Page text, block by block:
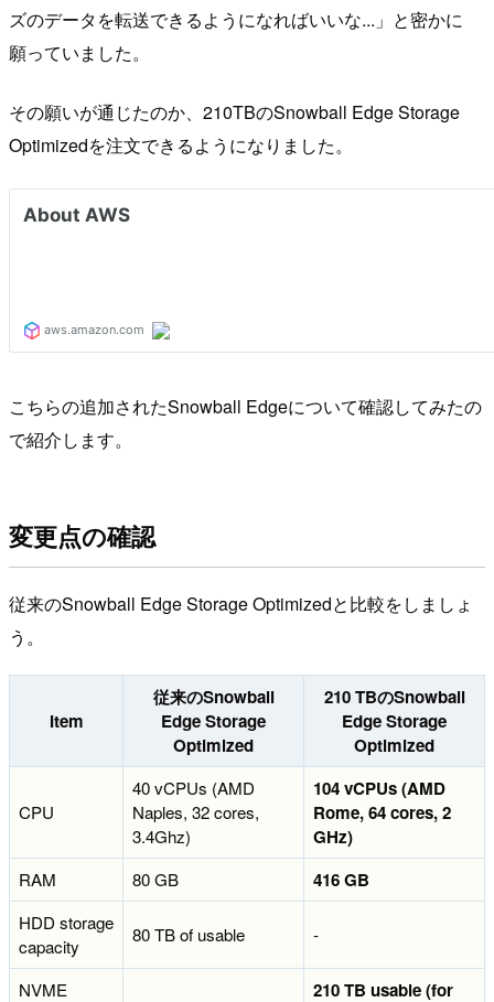
ズのデータを転送できるようになればいいな...」と密かに
願っていました。
その願いが通じたのか、210TBのSnowball Edge Storage
Optimizedを注文できるようになりました。
こちらの追加されたSnowball Edgeについて確認してみたの
で紹介します。
変更点の確認
従来のSnowball Edge Storage Optimizedと比較をしましょ
う。
Item
従来のSnowball
Edge Storage
Optimized
210 TBのSnowball
Edge Storage
Optimized
CPU
40 vCPUs (AMD
Naples, 32 cores,
3.4Ghz)
104 vCPUs (AMD
Rome, 64 cores, 2
GHz)
RAM 80 GB 416 GB
HDD storage
capacity
80 TB of usable -
NVME
210 TB usable (for